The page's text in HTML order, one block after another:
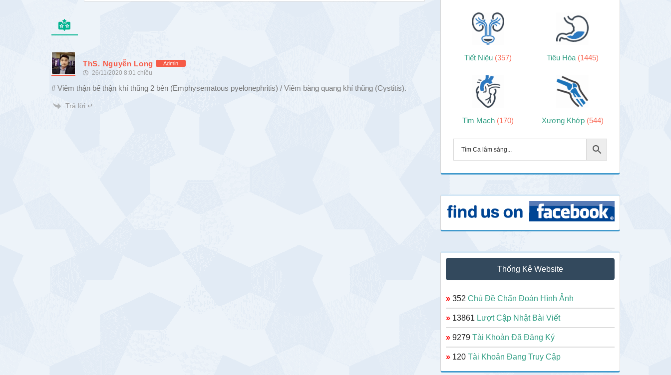
ThS. Nguyễn Long Admin
26/11/2020 8:01 chiều
# Viêm thận bể thận khí thũng 2 bên (Emphysematous pyelonephritis) / Viêm bàng quang khí thũng (Cystitis).
Trả lời ↵
Tiết Niệu (357) Tiêu Hóa (1445)
Tim Mạch (170) Xương Khớp (544)
Thống Kê Website
» 352 Chủ Đề Chẩn Đoán Hình Ảnh
» 13861 Lượt Cập Nhật Bài Viết
» 9279 Tài Khoản Đã Đăng Ký
» 120 Tài Khoản Đang Truy Cập